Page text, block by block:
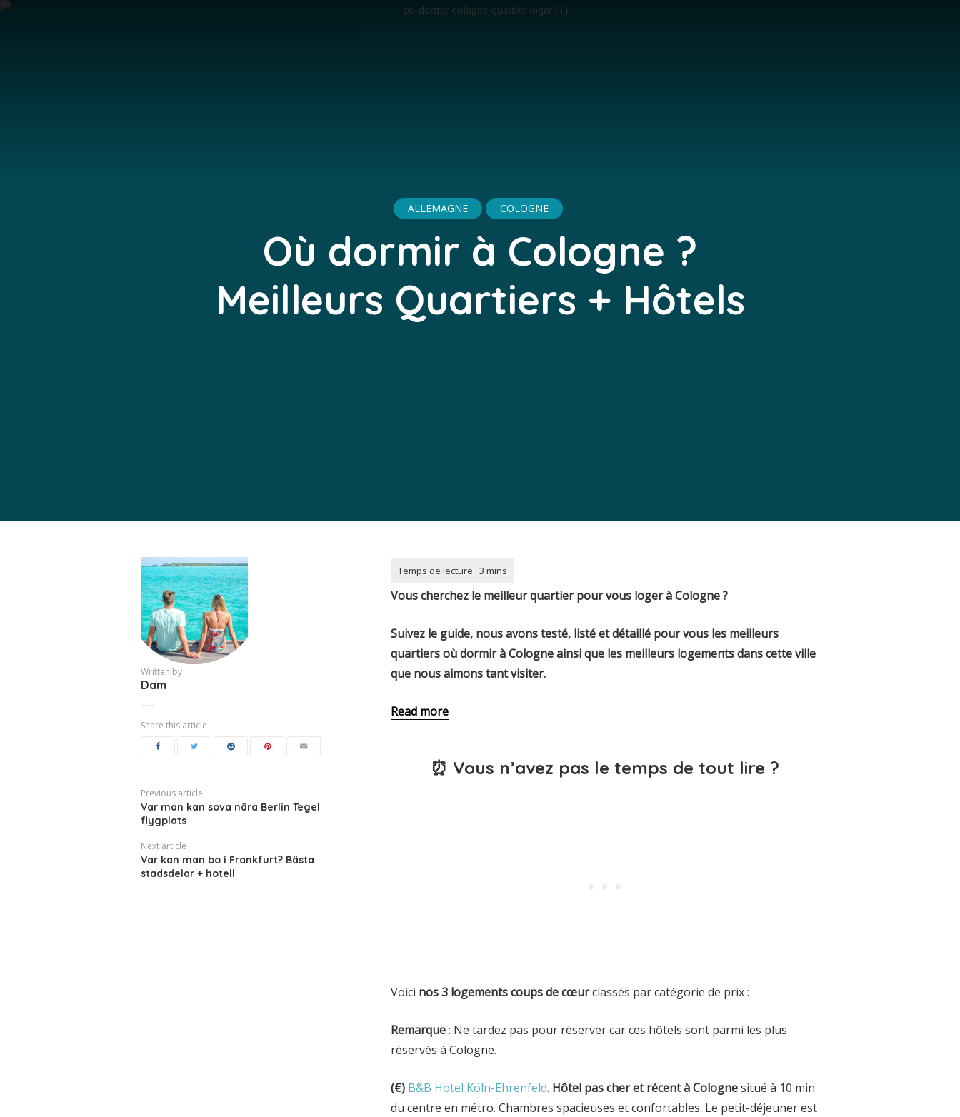
ALLEMAGNE COLOGNE
Où dormir à Cologne ?
Meilleurs Quartiers + Hôtels
Written by
Dam
Share this article
Previous article
Var man kan sova nära Berlin Tegel
flygplats
Next article
Var kan man bo i Frankfurt? Bästa
stadsdelar + hotell
Vous cherchez le meilleur quartier pour vous loger à Cologne ?
Suivez le guide, nous avons testé, listé et détaillé pour vous les meilleurs
quartiers où dormir à Cologne ainsi que les meilleurs logements dans cette ville
que nous aimons tant visiter.
Read more
⏰ Vous n’avez pas le temps de tout lire ?
Voici nos 3 logements coups decœurclassés par catégorie de prix :
Remarque: Ne tardez pas pour réserver car ces hôtels sont parmi les plus
réservés à Cologne.
(€) B&B Hotel Köln-Ehrenfeld. Hôtel pas cher et récent à Colognesitué à 10 min
du centre en métro. Chambres spacieuses et confortables. Le petit-déjeuner est